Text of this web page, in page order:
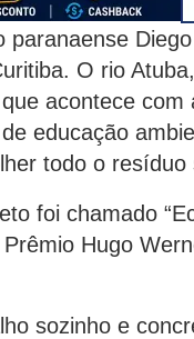
Diego
O rio
acontece
educação
todo o resíduo
chamado “Eco
Hugo
e